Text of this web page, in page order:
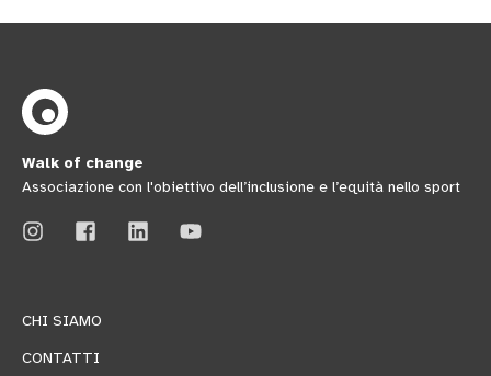
Walk of change
Associazione con l'obiettivo dell’inclusione e l’equità nello sport
CHI SIAMO
CONTATTI